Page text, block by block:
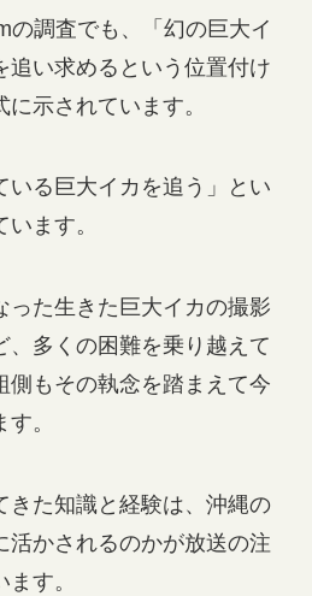
の調査でも、「幻の巨大イ
追い求めるという位置付け
示されています。
いる巨大イカを追う」とい
ます。
った生きた巨大イカの撮影
、多くの困難を乗り越えて
側もその執念を踏まえて今
。
きた知識と経験は、沖縄の
活かされるのかが放送の注
す。